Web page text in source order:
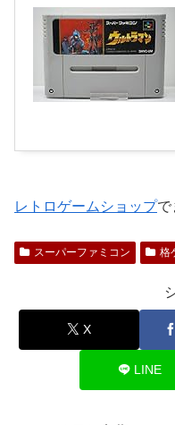
レトロゲームショップで
スーパーファミコン 格
X
LINE